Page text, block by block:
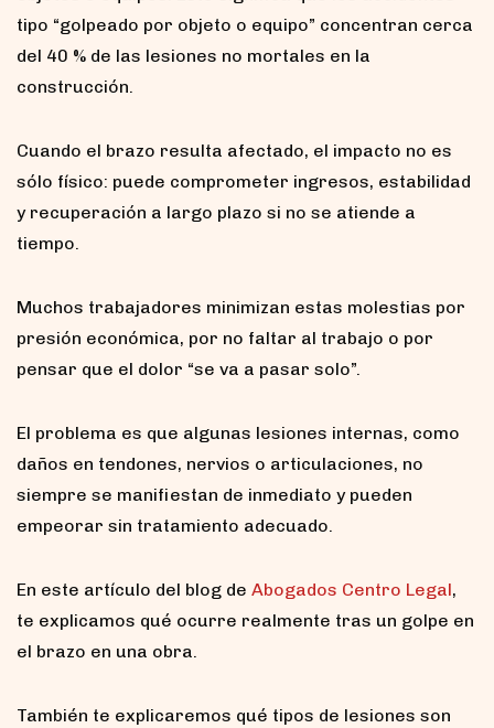
tipo “golpeado por objeto o equipo” concentran cerca
del 40 % de las lesiones no mortales en la
construcción.
Cuando el brazo resulta afectado, el impacto no es
sólo físico: puede comprometer ingresos, estabilidad
y recuperación a largo plazo si no se atiende a
tiempo.
Muchos trabajadores minimizan estas molestias por
presión económica, por no faltar al trabajo o por
pensar que el dolor “se va a pasar solo”.
El problema es que algunas lesiones internas, como
daños en tendones, nervios o articulaciones, no
siempre se manifiestan de inmediato y pueden
empeorar sin tratamiento adecuado.
En este artículo del blog de Abogados Centro Legal,
te explicamos qué ocurre realmente tras un golpe en
el brazo en una obra.
También te explicaremos qué tipos de lesiones son